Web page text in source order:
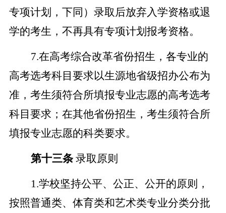
专项计划，下同）录取后放弃入学资格或退
学的考生，不再具有专项计划报考资格。
7.在高考综合改革省份招生，各专业的
高考选考科目要求以生源地省级招办公布为
准，考生须符合所填报专业志愿的高考选考
科目要求；在其他省份招生，考生须符合所
填报专业志愿的科类要求。
第十三条 录取原则
1.学校坚持公平、公正、公开的原则，
按照普通类、体育类和艺术类专业分类分批